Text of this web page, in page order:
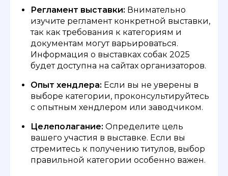
Регламент выставки: Внимательно
изучите регламент конкретной выставки,
так как требования к категориям и
документам могут варьироваться.
Информация о выставках собак 2025
будет доступна на сайтах организаторов.
Опыт хендлера: Если вы не уверены в
выборе категории, проконсультируйтесь
с опытным хендлером или заводчиком.
Целеполагание: Определите цель
вашего участия в выставке. Если вы
стремитесь к получению титулов, выбор
правильной категории особенно важен.